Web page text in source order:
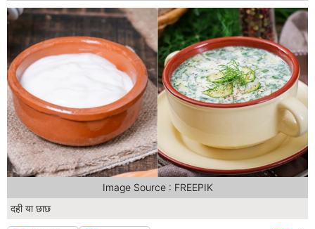
दही या छाछ
Image Source : FREEPIK